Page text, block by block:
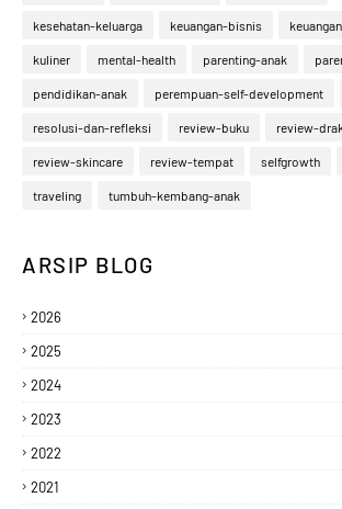
kesehatan-keluarga keuangan-bisnis
kuliner mental-health parenting-anak
pendidikan-anak perempuan-self-development
resolusi-dan-refleksi review-buku review-
review-skincare review-tempat selfgrowth
traveling tumbuh-kembang-anak
ARSIP BLOG
2026
2025
2024
2023
2022
2021